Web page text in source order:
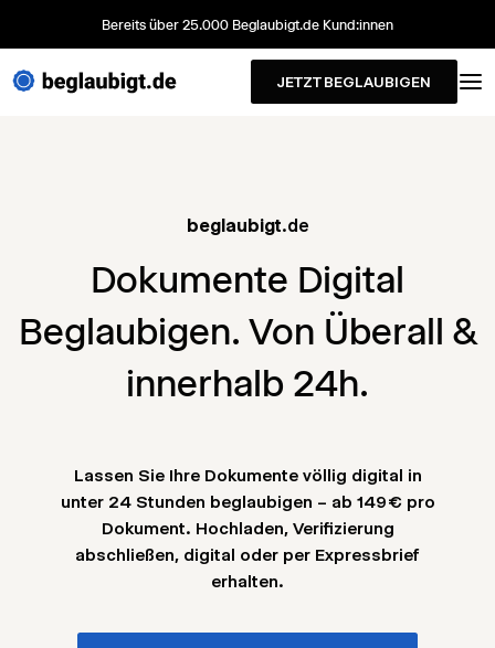
Bereits über 25.000 Beglaubigt.de Kund:innen
JETZT BEGLAUBIGEN
beglaubigt.de
Dokumente Digital
Beglaubigen. Von Überall &
innerhalb 24h.
Lassen Sie Ihre Dokumente völlig digital in
unter 24 Stunden beglaubigen – ab 149 € pro
Dokument. Hochladen, Verifizierung
abschließen, digital oder per Expressbrief
erhalten.